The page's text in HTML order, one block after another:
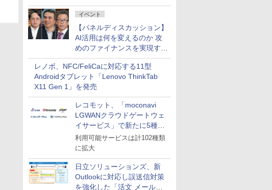
イベント
【パネルディスカッション】
AI活用は何を変えるのか 攻
めのファイナンスを実現する
業務設計とマインドセット変
革
レノボ、NFC/FeliCaに対応する11型
Androidタブレット「Lenovo ThinkTab
X11 Gen 1」を発売
レコモット、「moconavi
LGWANクラウドゲートウェ
イサービス」で新たに5種類
のサービスと連携開始
利用可能サービスは計102種類
に拡大
日立ソリューションズ、新
Outlookに対応し誤送信対策
を強化した「活文 メール誤